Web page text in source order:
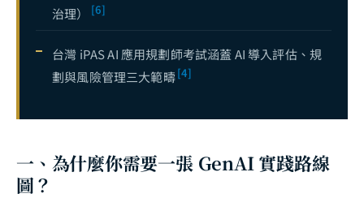
治理）
[6]
台灣 iPAS AI 應用規劃師考試涵蓋 AI 導入評估、規
劃與風險管理三大範疇[4]
一、為什麼你需要一張 GenAI 實踐路線
圖？